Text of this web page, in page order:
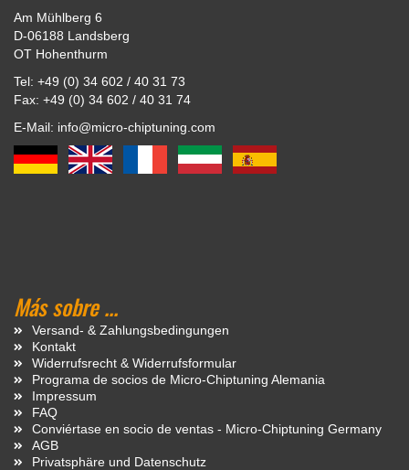
Am Mühlberg 6
D-06188 Landsberg
OT Hohenthurm
Tel: +49 (0) 34 602 / 40 31 73
Fax: +49 (0) 34 602 / 40 31 74
E-Mail: info@micro-chiptuning.com
Más sobre ...
Versand- & Zahlungsbedingungen
Kontakt
Widerrufsrecht & Widerrufsformular
Programa de socios de Micro-Chiptuning Alemania
Impressum
FAQ
Conviértase en socio de ventas - Micro-Chiptuning Germany
AGB
Privatsphäre und Datenschutz